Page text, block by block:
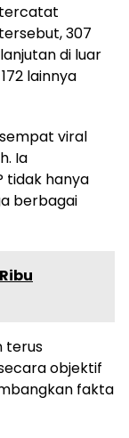
tercatat
307
di luar
lainnya
viral
Ia
tidak hanya
berbagai
terus
objektif
fakta